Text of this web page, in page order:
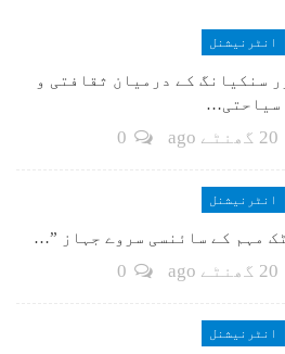
انٹرنیشنل
سنکیانگ کے درمیان ثقافتی و
سیاحتی…
20 گھنٹے ago
انٹرنیشنل
مہم کے سائنسی سروے جہاز ”…
20 گھنٹے ago
انٹرنیشنل